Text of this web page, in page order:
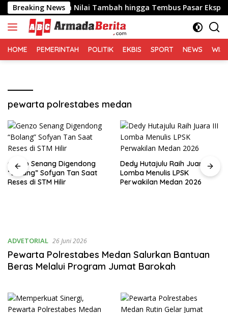
Langsung
ke
konten
Breaking News
Ciptakan Nilai Tambah hingga Tembus Pasar Ekspor
HOME PEMERINTAH POLITIK EKBIS SPORT NEWS
pewarta polrestabes medan
Genzo Senang Digendong
“Bolang” Sofyan Tan Saat
Reses di STM Hilir
Dedy Hutajulu Raih Juara III
Lomba Menulis LPSK
Perwakilan Medan 2026
ADVETORIAL 26 Juni 2026
Pewarta Polrestabes Medan Salurkan Bantuan
Beras Melalui Program Jumat Barokah